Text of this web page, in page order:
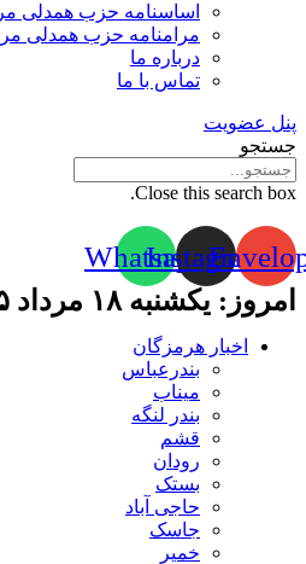
اساسنامه حزب همدلی
مرامنامه حزب همدلی
درباره ما
تماس با ما
پنل عضویت
جستجو
Close this search box.
Instagram
Whatsapp
امروز: یکشنبه ۱۸ مرداد ۱۴۰۵
اخبار هرمزگان
بندرعباس
میناب
بندر لنگه
قشم
رودان
بستک
حاجی آباد
جاسک
خمیر